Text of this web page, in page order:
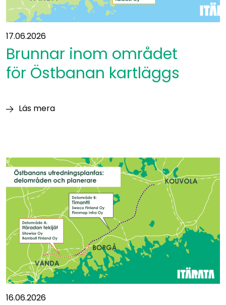
17.06.2026
Brunnar inom området
för Östbanan kartläggs
Läs mera
för Östbanan kartläggs
16.06.2026